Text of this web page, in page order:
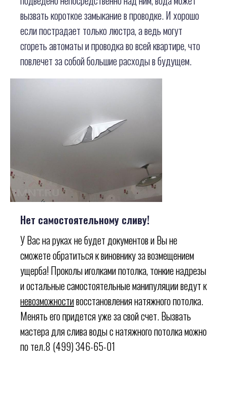
вызвать короткое замыкание в проводке. И хорошо
если пострадает только люстра, а ведь могут
сгореть автоматы и проводка во всей квартире, что
повлечет за собой большие расходы в будущем.
Нет самостоятельному сливу!
У Вас на руках не будет документов и Вы не
сможете обратиться к виновнику за возмещением
ущерба! Проколы иголками потолка, тонкие надрезы
и остальные самостоятельные манипуляции ведут к
невозможностивосстановления натяжного потолка.
Менять его придется уже за свой счет. Вызвать
мастера для слива воды с натяжного потолка можно
по тел.8 (499) 346-65-01